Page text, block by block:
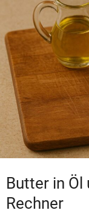
Butter in Öl
Rechner